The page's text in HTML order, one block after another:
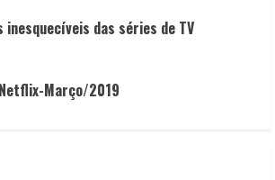
inesquecíveis das séries de TV
Março/2019